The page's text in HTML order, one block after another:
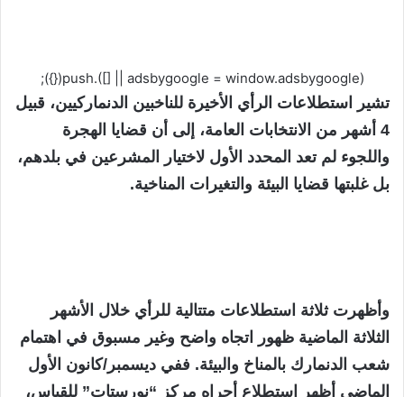
(adsbygoogle = window.adsbygoogle || []).push({});
تشير استطلاعات الرأي الأخيرة للناخبين الدنماركيين، قبيل
4 أشهر من الانتخابات العامة، إلى أن قضايا الهجرة
واللجوء لم تعد المحدد الأول لاختيار المشرعين في بلدهم،
بل غلبتها قضايا البيئة والتغيرات المناخية.
وأظهرت ثلاثة استطلاعات متتالية للرأي خلال الأشهر
الثلاثة الماضية ظهور اتجاه واضح وغير مسبوق في اهتمام
شعب الدنمارك بالمناخ والبيئة. ففي ديسمبر/كانون الأول
الماضي أظهر استطلاع أجراه مركز “نورستات” للقياس،